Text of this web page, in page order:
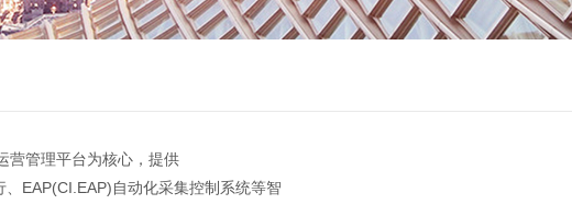
营管理平台为核心，提供
EAP(CI.EAP)自动化采集控制系统等智